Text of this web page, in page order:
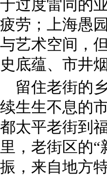
于过度雷同的
疲劳；上海愚
与艺术空间，
史底蕴、市井
留住老街的
续生生不息的
都太平老街到
里，老街区的
振，来自地方